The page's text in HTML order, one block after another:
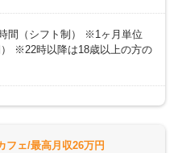
間（シフト制） ※1ヶ月単位
※22時以降は18歳以上の方の
フェ/最高月収26万円